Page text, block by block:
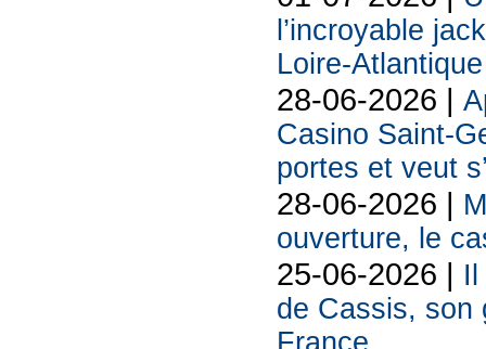
l’incroyable
Loire-
28-06-2026 |
Casino Saint-
portes et veut
28-06-2026 |
ouverture, le
25-06-2026 | Il
de Cassis, son